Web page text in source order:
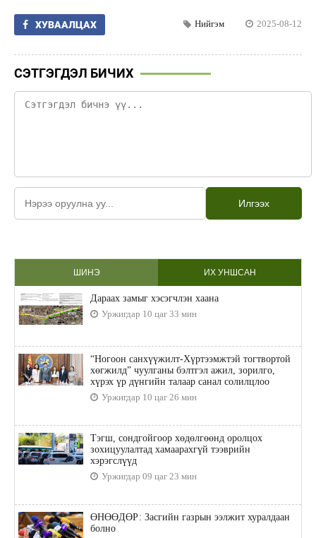
ХУВААЛЦАХ Нийгэм 2025-08-12
СЭТГЭГДЭЛ БИЧИХ
Илгээх
ШИНЭ ИХ УНШСАН
Дараах замыг хэсэгчлэн хаана
Уржигдар 10 цаг 33 мин
“Ногоон санхүүжилт-Хүртээмжтэй тогтвортой
хөгжилд” чуулганы бэлтгэл ажил, зорилго,
хүрэх үр дүнгийн талаар санал солилцлоо
Уржигдар 10 цаг 26 мин
Тэгш, сондгойгоор хөдөлгөөнд оролцох
зохицуулалтад хамаарахгүй тээврийн
хэрэгслүүд
Уржигдар 09 цаг 23 мин
ӨНӨӨДӨР: Засгийн газрын ээлжит хуралдаан
болно